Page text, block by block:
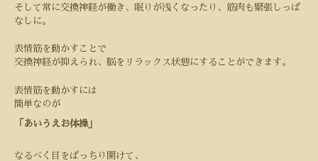
そして常に交換神経が働き、眠りが浅くなったり、筋肉も緊張しっぱ
なしに。
表情筋を動かすことで
交換神経が抑えられ、脳をリラックス状態にすることができます。
表情筋を動かすには
簡単なのが
「あいうえお体操」
なるべく目をぱっちり開けて、